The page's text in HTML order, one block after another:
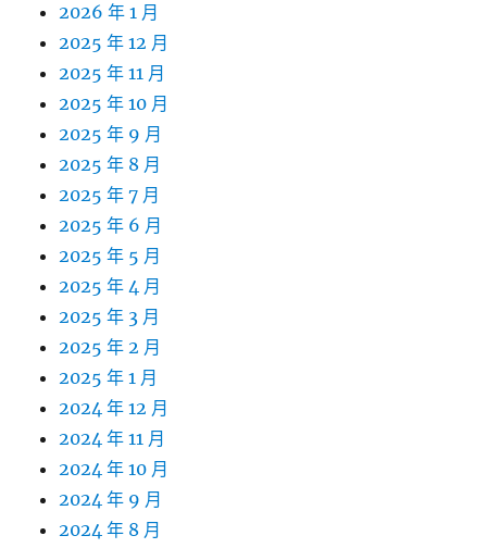
2026 年 1 月
2025 年 12 月
2025 年 11 月
2025 年 10 月
2025 年 9 月
2025 年 8 月
2025 年 7 月
2025 年 6 月
2025 年 5 月
2025 年 4 月
2025 年 3 月
2025 年 2 月
2025 年 1 月
2024 年 12 月
2024 年 11 月
2024 年 10 月
2024 年 9 月
2024 年 8 月